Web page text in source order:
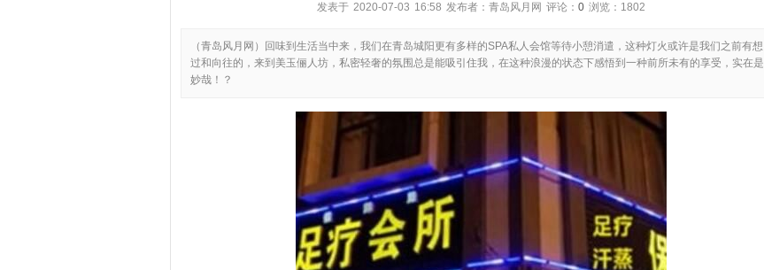
发表于 2020-07-03 16:58 发布者：青岛风月网 评论： 0 浏览：1802
（青岛风月网）回味到生活当中来，我们在青岛城阳更有多样的SPA私人会馆等待小憩消遣，这种灯火或许是我们之前有想
过和向往的，来到美玉俪人坊，私密轻奢的氛围总是能吸引住我，在这种浪漫的状态下感悟到一种前所未有的享受，实在是
妙哉！？